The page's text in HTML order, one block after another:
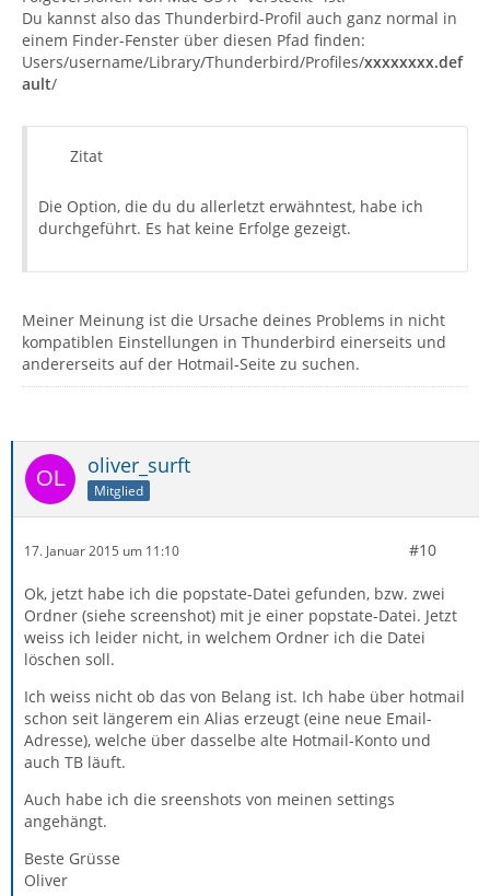
Du kannst also das Thunderbird-Profil auch ganz normal in
einem Finder-Fenster über diesen Pfad finden:
Users/username/Library/Thunderbird/Profiles/xxxxxxxx.def
ault/
Zitat
Die Option, die du du allerletzt erwähntest, habe ich
durchgeführt. Es hat keine Erfolge gezeigt.
Meiner Meinung ist die Ursache deines Problems in nicht
kompatiblen Einstellungen in Thunderbird einerseits und
andererseits auf der Hotmail-Seite zu suchen.
oliver_surft
Mitglied
17. Januar 2015 um 11:10 #10
Ok, jetzt habe ich die popstate-Datei gefunden, bzw. zwei
Ordner (siehe screenshot) mit je einer popstate-Datei. Jetzt
weiss ich leider nicht, in welchem Ordner ich die Datei
löschen soll.
Ich weiss nicht ob das von Belang ist. Ich habe über hotmail
schon seit längerem ein Alias erzeugt (eine neue Email-
Adresse), welche über dasselbe alte Hotmail-Konto und
auch TB läuft.
Auch habe ich die sreenshots von meinen settings
angehängt.
Beste Grüsse
Oliver